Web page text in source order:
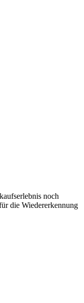
noch
die Wiedererkennung